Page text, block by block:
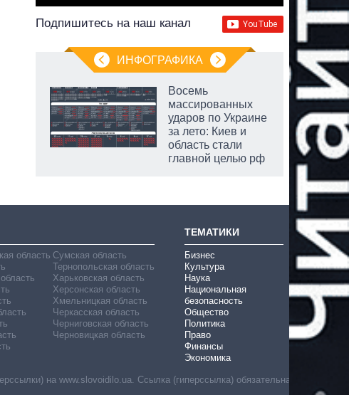
Подпишитесь на наш канал
ИНФОГРАФИКА
Восемь
массированных
ударов по Украине
за лето: Киев и
область стали
главной целью рф
область Сумская область
Тернопольская область
Харьковская область
Херсонская область
Хмельницкая область
Черкасская область
Черниговская область
Черновицкая область
ТЕМАТИКИ
Бизнес
Культура
Наука
Национальная
безопасность
Общество
Политика
Право
Финансы
Экономика
на www.slovoidilo.ua. Ссылка (гиперссылка) обязательна